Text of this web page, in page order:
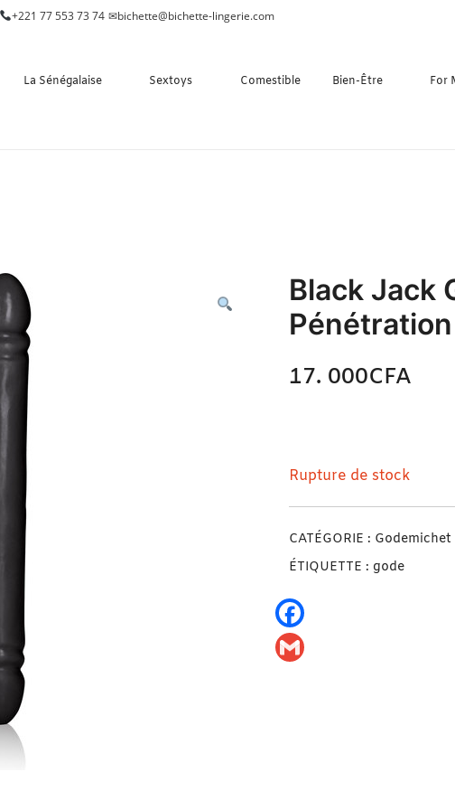
+221 77 553 73 74 ✉bichette@bichette-lingerie.com
La Sénégalaise Sextoys Comestible Bien-Être For
Black Jack
17. 000CFA
Rupture de stock
CATÉGORIE : Godemichet
ÉTIQUETTE : gode